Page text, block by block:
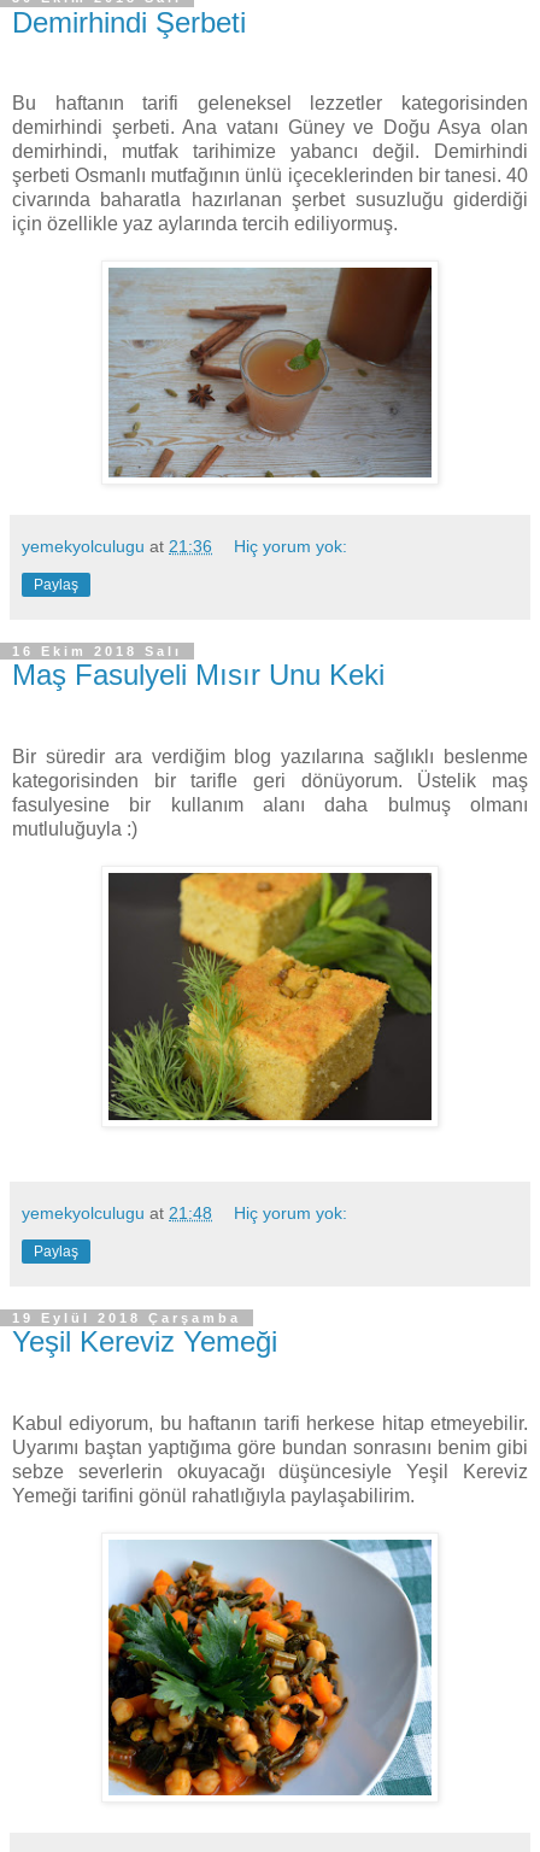
Demirhindi Şerbeti
Bu haftanın tarifi geleneksel lezzetler kategorisinden
demirhindi şerbeti. Ana vatanı Güney ve Doğu Asya olan
demirhindi, mutfak tarihimize yabancı değil. Demirhindi
şerbeti Osmanlı mutfağının ünlü içeceklerinden bir tanesi. 40
civarında baharatla hazırlanan şerbet susuzluğu giderdiği
için özellikle yaz aylarında tercih ediliyormuş.
yemekyolculugu at 21:36 Hiç yorum yok:
Paylaş
16 Ekim 2018 Salı
Maş Fasulyeli Mısır Unu Keki
Bir süredir ara verdiğim blog yazılarına sağlıklı beslenme
kategorisinden bir tarifle geri dönüyorum. Üstelik maş
fasulyesine bir kullanım alanı daha bulmuş olmanı
mutluluğuyla :)
yemekyolculugu at 21:48 Hiç yorum yok:
Paylaş
19 Eylül 2018 Çarşamba
Yeşil Kereviz Yemeği
Kabul ediyorum, bu haftanın tarifi herkese hitap etmeyebilir.
Uyarımı baştan yaptığıma göre bundan sonrasını benim gibi
sebze severlerin okuyacağı düşüncesiyle Yeşil Kereviz
Yemeği tarifini gönül rahatlığıyla paylaşabilirim.